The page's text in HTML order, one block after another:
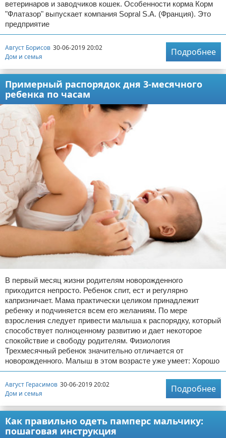
ветеринаров и заводчиков кошек. Особенности корма Корм
"Флатазор" выпускает компания Sopral S.A. (Франция). Это
предприятие
Август Борисов 30-06-2019 20:02
Дом и семья
Подробнее
Примерный распорядок дня 3-месячного
ребенка по часам
В первый месяц жизни родителям новорожденного
приходится непросто. Ребенок спит, ест и регулярно
капризничает. Мама практически целиком принадлежит
ребенку и подчиняется всем его желаниям. По мере
взросления следует привести малыша к распорядку, который
способствует полноценному развитию и дает некоторое
спокойствие и свободу родителям. Физиология
Трехмесячный ребенок значительно отличается от
новорожденного. Малыш в этом возрасте уже умеет: Хорошо
Август Герасимов 30-06-2019 20:02
Дом и семья
Подробнее
Как правильно одеть памперс мальчику:
пошаговая инструкция